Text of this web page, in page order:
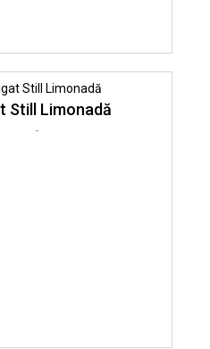
Still Limonadă
-